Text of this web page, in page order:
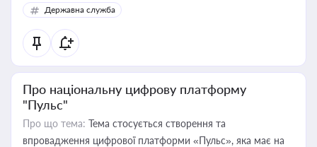
Державна служба
Про національну цифрову платформу
"Пульс"
Про що тема: Тема стосується створення та
впровадження цифрової платформи «Пульс», яка має на